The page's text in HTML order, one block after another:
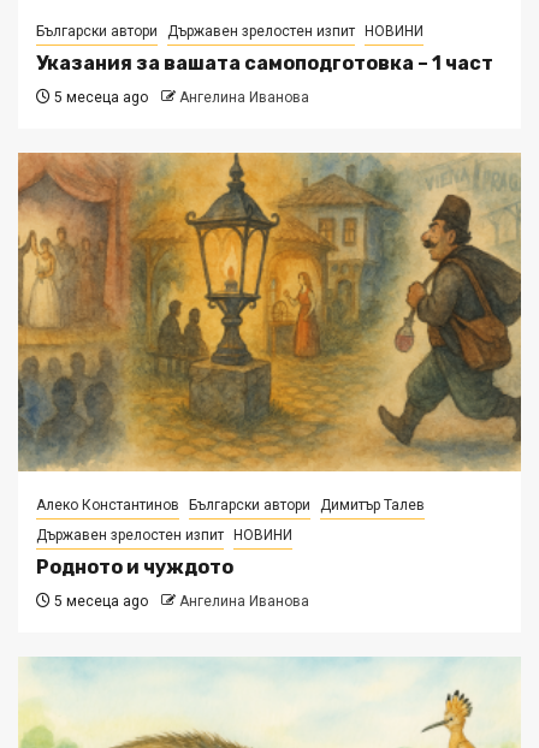
Български автори Държавен зрелостен изпит НОВИНИ
Указания за вашата самоподготовка – 1 част
5 месеца ago Ангелина Иванова
Алеко Константинов Български автори
Димитър Талев
Държавен зрелостен изпит
НОВИНИ
Родното и чуждото
5 месеца ago Ангелина Иванова